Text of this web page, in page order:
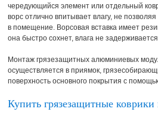
чередующийся элемент или отдельный
ворс отлично впитывает влагу, не
в помещение. Ворсовая вставка имеет
она быстро сохнет, влага не
Монтаж грязезащитных алюминиевых
осуществляется в приямок,
поверхность основного покрытия с
Купить грязезащитные